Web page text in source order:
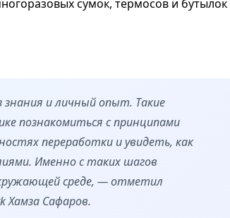
сумок, термосов и бутылок
знания и личный опыт. Такие
познакомиться с принципами
переработки и увидеть, как
Именно с таких шагов
среде, — отметил
Хамза Сафаров.